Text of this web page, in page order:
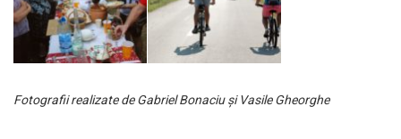
Fotografii realizate de Gabriel Bonaciu și Vasile Gheorghe